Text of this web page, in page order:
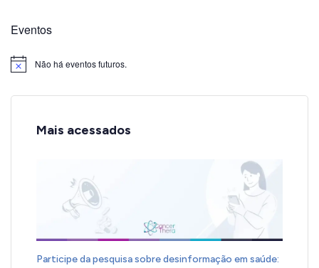
Eventos
Notice Não há eventos futuros.
Mais acessados
Participe da pesquisa sobre desinformação em saúde: